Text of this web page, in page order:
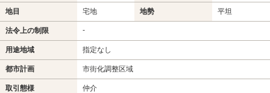
地目 宅地 地勢 平坦
法令上の制限 -
用途地域 指定なし
都市計画 市街化調整区域
取引態様 仲介